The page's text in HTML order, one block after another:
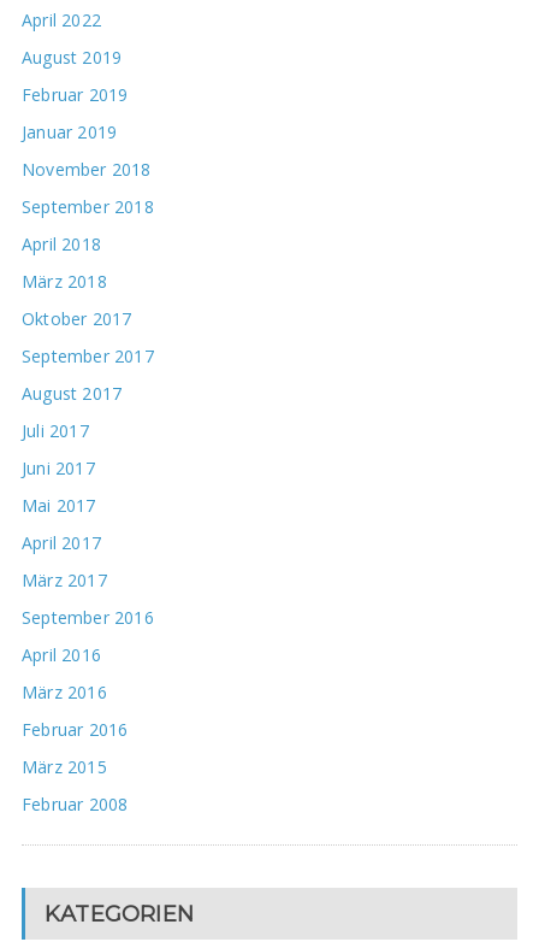
April 2022
August 2019
Februar 2019
Januar 2019
November 2018
September 2018
April 2018
März 2018
Oktober 2017
September 2017
August 2017
Juli 2017
Juni 2017
Mai 2017
April 2017
März 2017
September 2016
April 2016
März 2016
Februar 2016
März 2015
Februar 2008
KATEGORIEN